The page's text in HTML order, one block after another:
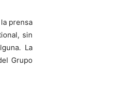
prensa
sin
La
Grupo